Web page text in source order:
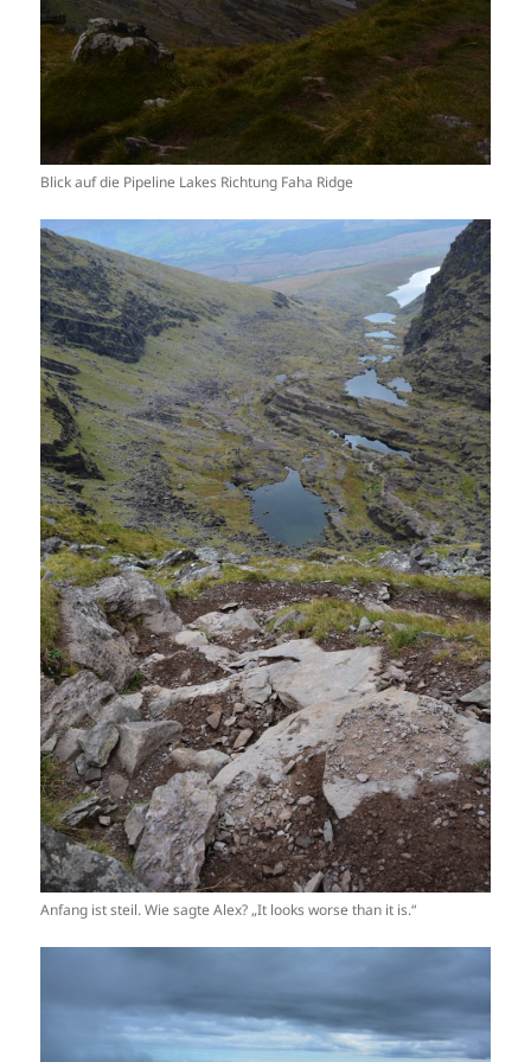
Blick auf die Pipeline Lakes Richtung Faha Ridge
Anfang ist steil. Wie sagte Alex? „It looks worse than it is.“